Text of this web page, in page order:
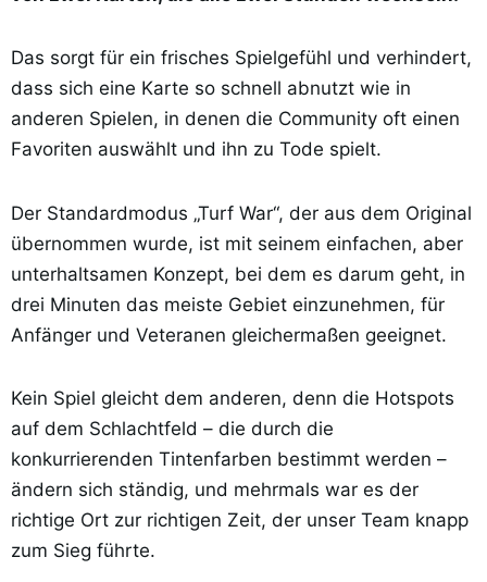
Das sorgt für ein frisches Spielgefühl und verhindert,
dass sich eine Karte so schnell abnutzt wie in
anderen Spielen, in denen die Community oft einen
Favoriten auswählt und ihn zu Tode spielt.
Der Standardmodus „Turf War“, der aus dem Original
übernommen wurde, ist mit seinem einfachen, aber
unterhaltsamen Konzept, bei dem es darum geht, in
drei Minuten das meiste Gebiet einzunehmen, für
Anfänger und Veteranen gleichermaßen geeignet.
Kein Spiel gleicht dem anderen, denn die Hotspots
auf dem Schlachtfeld – die durch die
konkurrierenden Tintenfarben bestimmt werden –
ändern sich ständig, und mehrmals war es der
richtige Ort zur richtigen Zeit, der unser Team knapp
zum Sieg führte.